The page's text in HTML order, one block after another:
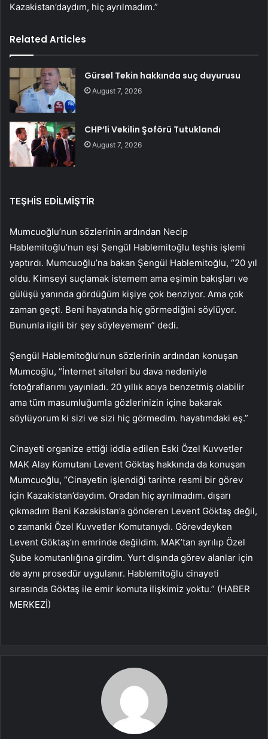
Kazakistan’daydım, hiç ayrılmadım.”
Related Articles
Gürsel Tekin hakkında suç duyurusu
August 7, 2026
CHP’li Vekilin Şoförü Tutuklandı
August 7, 2026
TEŞHİS EDİLMİŞTİR
Mumcuoğlu’nun sözlerinin ardından Necip
Hablemitoğlu’nun eşi Şengül Hablemitoğlu teşhis işlemi
yaptırdı. Mumcuoğlu’na bakan Şengül Hablemitoğlu, “20 yıl
oldu. Kimseyi suçlamak istemem ama eşimin bakışları ve
gülüşü yanında gördüğüm kişiye çok benziyor. Ama çok
zaman geçti. Beni hayatında hiç görmediğini söylüyor.
Bununla ilgili bir şey söyleyemem” dedi.
Şengül Hablemitoğlu’nun sözlerinin ardından konuşan
Mumcoğlu, “İnternet siteleri bu dava nedeniyle
fotoğraflarımı yayınladı. 20 yıllık acıya benzetmiş olabilir
ama tüm masumluğumla gözlerinizin içine bakarak
söylüyorum ki sizi ve sizi hiç görmedim. hayatımdaki eş.”
Cinayeti organize ettiği iddia edilen Eski Özel Kuvvetler
MAK Alay Komutanı Levent Göktaş hakkında da konuşan
Mumcuoğlu, “Cinayetin işlendiği tarihte resmi bir görev
için Kazakistan’daydım. Oradan hiç ayrılmadım. dışarı
çıkmadım Beni Kazakistan’a gönderen Levent Göktaş değil,
o zamanki Özel Kuvvetler Komutanıydı. Görevdeyken
Levent Göktaş’ın emrinde değildim. MAK’tan ayrılıp Özel
Şube komutanlığına girdim. Yurt dışında görev alanlar için
de aynı prosedür uygulanır. Hablemitoğlu cinayeti
sırasında Göktaş ile emir komuta ilişkimiz yoktu.” (HABER
MERKEZİ)